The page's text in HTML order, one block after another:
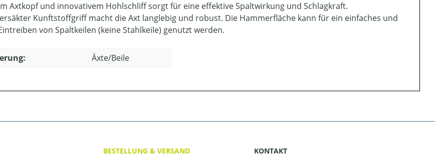
Axtkopf und innovativem Hohlschliff sorgt für eine effektive Spaltwirkung und Schlagkraft.
Kunftstoffgriff macht die Axt langlebig und robust. Die Hammerfläche kann für ein einfaches und
von Spaltkeilen (keine Stahlkeile) genutzt werden.
Äxte/Beile
BESTELLUNG & VERSAND
KONTAKT